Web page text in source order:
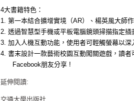
4大書籍特色：
1. 第一本結合擴增實境（AR）、楊英風大師
2. 透過智慧型手機或平板電腦鏡頭掃描指定插
3. 加入人機互動功能，使用者可輕觸螢幕以深
4. 書末設計一款藝術校園互動闖關遊戲，讀
Facebook朋友分享 !
延伸閱讀:
交通大學出版社